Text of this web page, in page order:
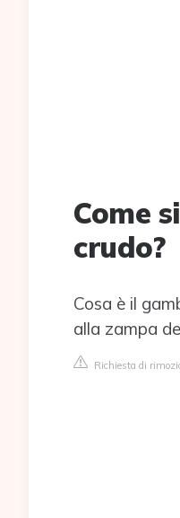
Come
crudo?
Cosa è il
alla zampa
Richiesta di